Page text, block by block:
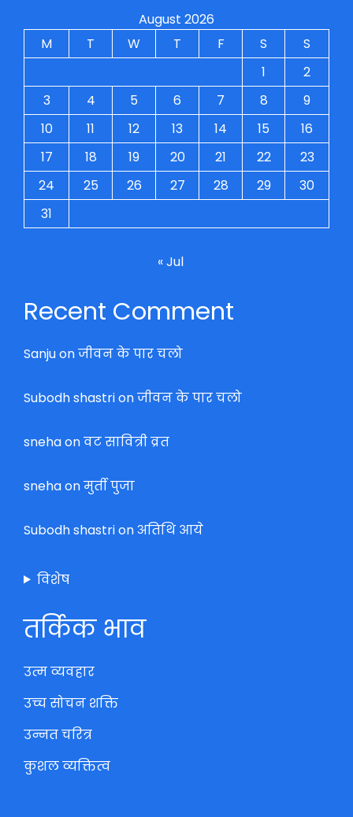
August 2026
M
T W T F S
S
1
2
3
4 5 6 7 8
9
10
11 12 13 14 15
16
17
18 19 20 21 22
23
24
25 26 27 28 29
30
31
« Jul
Recent Comment
Sanjuonजीवन के पार चलो
Subodh shastrionजीवन के पार चलो
snehaonवट सावित्री व्रत
snehaonमुर्ती पुजा
Subodh shastrionअतिथि आये
विशेष
तर्किक भाव
उत्म व्यवहार
उच्च सोचन शक्ति
उन्नत चरित्र
कुशल व्यक्तित्व